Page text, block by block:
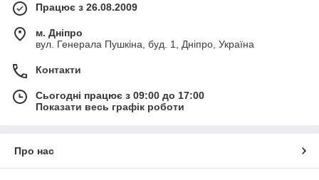
Працює з 26.08.2009
м. Дніпро
вул. Генерала Пушкіна, буд. 1, Дніпро, Україна
Контакти
Сьогодні працює з 09:00 до 17:00
Показати весь графік роботи
Про нас